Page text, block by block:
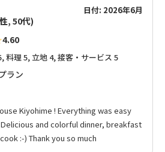
日付: 2026年6月
, 50代)
4.60
料理 5, 立地 4, 接客・サービス 5
ラン
Kiyohime ! Everything was easy
and colorful dinner, breakfast
:-) Thank you so much